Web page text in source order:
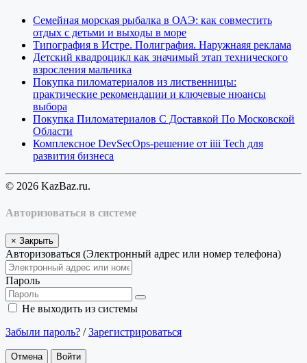
Семейная морская рыбалка в ОАЭ: как совместить
отдых с детьми и выходы в море
Типография в Истре. Полиграфия. Наружнаяя реклама
Детский квадроцикл как значимый этап технического
взросления мальчика
Покупка пиломатериалов из лиственницы:
практические рекомендации и ключевые нюансы
выбора
Покупка Пиломатериалов С Доставкой По Московской
Области
Комплексное DevSecOps-решение от iiii Tech для
развития бизнеса
© 2026 KazBaz.ru.
Авторизоваться в системе
× Закрыть
Авторизоваться (Электронный адрес или номер телефона)
Пароль
Не выходить из системы
Забыли пароль? /Зарегистрироваться
Отмена Войти